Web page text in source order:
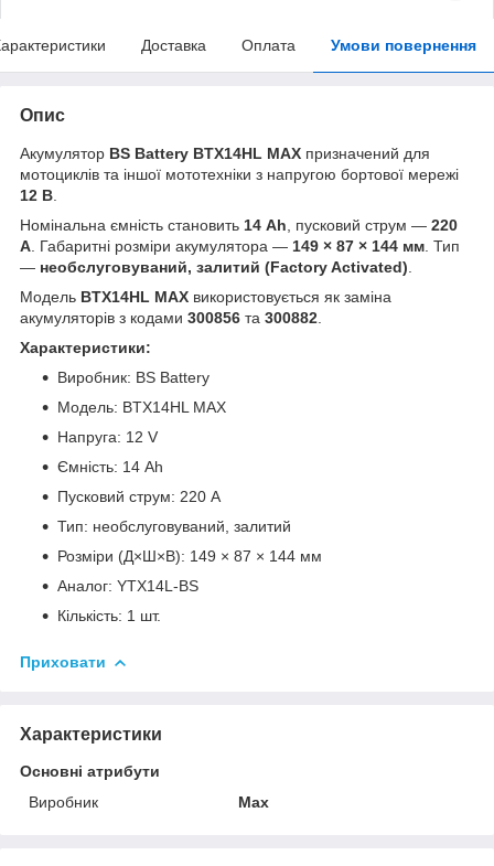
Доставка Оплата Умови повернення
Опис
Акумулятор BS Battery BTX14HL MAX призначений для
мотоциклів та іншої мототехніки з напругою бортової мережі
12 В
Номінальна ємність становить 14 Ah , пусковий струм — 220
A . Габаритні розміри акумулятора — 149 × 87 × 144 мм . Тип
— необслуговуваний, залитий (Factory Activated)
Модель BTX14HL MAX використовується як заміна
акумуляторів з кодами 300856 та 300882
Характеристики:
Виробник: BS Battery
Модель: BTX14HL MAX
Напруга: 12 V
Ємність: 14 Ah
Пусковий струм: 220 A
Тип: необслуговуваний, залитий
Розміри (Д×Ш×В): 149 × 87 × 144 мм
Аналог: YTX14L-BS
Кількість: 1 шт.
Приховати
Характеристики
Основні атрибути
Виробник
Max